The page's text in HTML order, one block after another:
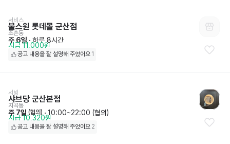
서비스
불스원 롯데몰 군산점
조촌동
주 6일 · 하루 8시간
시급 11,000원
공고 내용을 잘 설명해 주었어요 1
서빙
샤브당 군산본점
지곡동
주 7일 (협의) · 10:00~22:00 (협의)
시급 10,320원
공고 내용을 잘 설명해 주었어요 2